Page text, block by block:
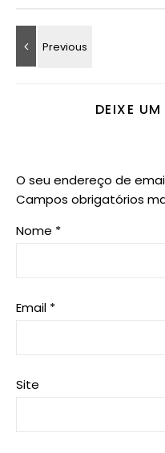
DEIXE
O seu endereço de
Campos obrigatórios
Nome *
Email *
Site